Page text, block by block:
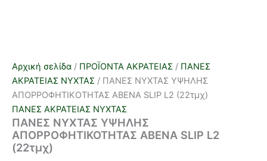
Αρχική σελίδα / ΠΡΟΪΟΝΤΑ ΑΚΡΑΤΕΙΑΣ / ΠΑΝΕΣ
ΑΚΡΑΤΕΙΑΣ ΝΥΧΤΑΣ / ΠΑΝΕΣ ΝΥΧΤΑΣ ΥΨΗΛΗΣ
ΑΠΟΡΡΟΦΗΤΙΚΟΤΗΤΑΣ ABENA SLIP L2 (22τμχ)
ΠΑΝΕΣ ΑΚΡΑΤΕΙΑΣ ΝΥΧΤΑΣ
ΠΑΝΕΣ ΝΥΧΤΑΣ ΥΨΗΛΗΣ
ΑΠΟΡΡΟΦΗΤΙΚΟΤΗΤΑΣ ABENA SLIP L2
(22τμχ)